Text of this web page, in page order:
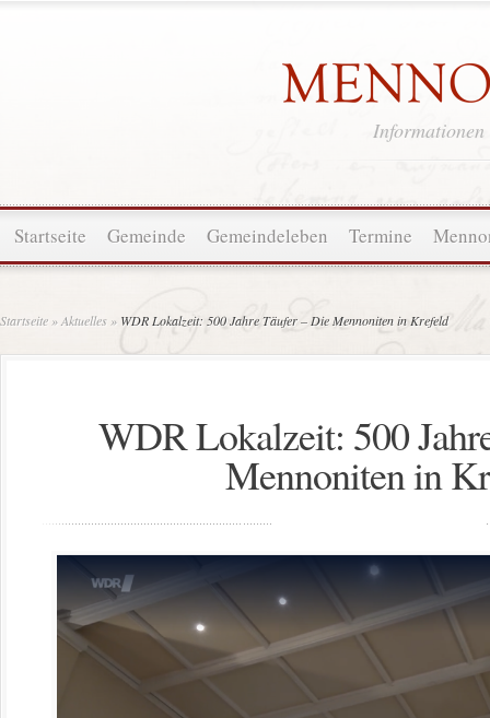
Startseite Gemeinde Gemeindeleben Termine
Startseite »Aktuelles » WDR Lokalzeit: 500 Jahre Täufer – Die Mennoniten in Krefeld
WDR Lokalzeit: 500
Mennoniten in